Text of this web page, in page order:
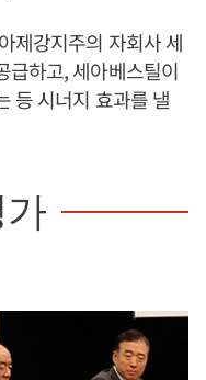
제강지주의 자회사 세
급하고, 세아베스틸이
등 시너지 효과를 낼